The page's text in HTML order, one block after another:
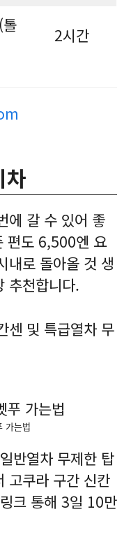
2시간
차
에 갈 수 있어 좋
편도 6,500엔 요
내로 돌아올 것 생
추천합니다.
센 및 특급열차 무
반열차 무제한 탑
고쿠라 구간 신칸
크 통해 3일 10만